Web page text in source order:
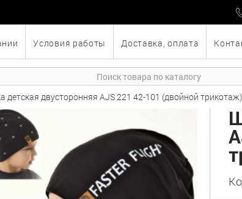
Условия работы Доставка, оплата
детская двусторонняя AJS 221 42-101 (двойной